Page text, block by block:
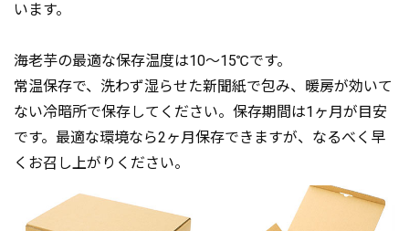
います。
海老芋の最適な保存温度は10～15℃です。
常温保存で、洗わず湿らせた新聞紙で包み、暖房が効いて
ない冷暗所で保存してください。保存期間は1ヶ月が目安
です。最適な環境なら2ヶ月保存できますが、なるべく早
くお召し上がりください。